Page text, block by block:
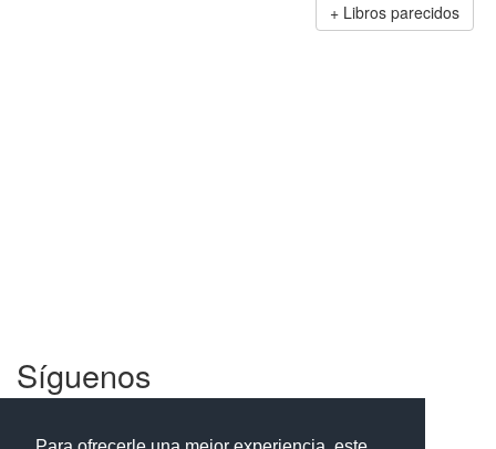
Libros parecidos
Síguenos